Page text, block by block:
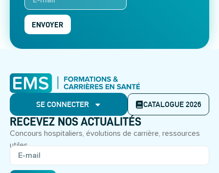
ENVOYER
SE CONNECTER CATALOGUE 2026
RECEVEZ NOS ACTUALITÉS
Concours hospitaliers, évolutions de carrière, ressources
utiles.